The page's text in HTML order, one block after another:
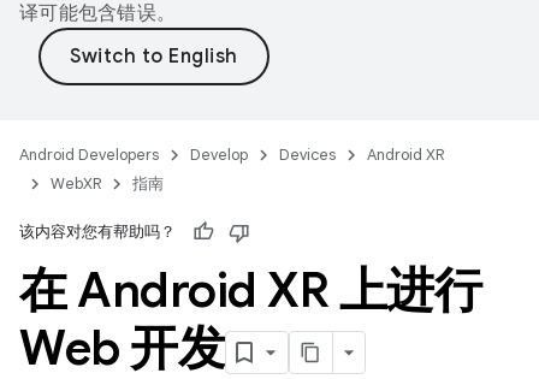
译可能包含错误。
Android Developers Develop Devices
Android XR
WebXR
指南
该内容对您有帮助吗？
在 Android XR 上进行
Web 开发